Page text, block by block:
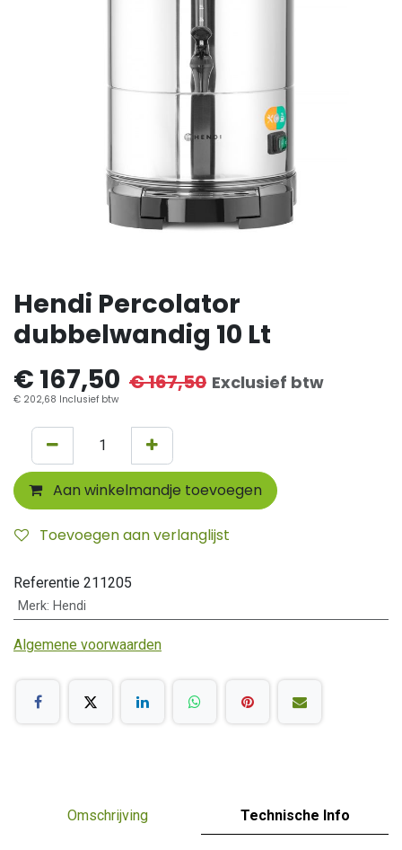
Hendi Percolator
dubbelwandig 10 Lt
€ 167,50 €167,50 Exclusief btw
€ 202,68 Inclusief btw
Aan winkelmandje toevoegen
Toevoegen aan verlanglijst
Referentie 211205
Merk: Hendi
Algemene voorwaarden
Omschrijving Technische Info